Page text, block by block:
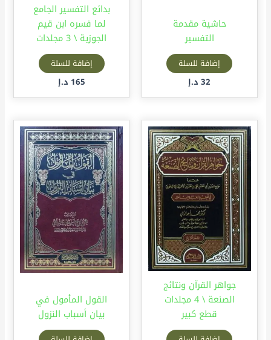
حاشية مقدمة
التفسير
إضافة للسلة
32 د.إ
بدائع التفسير الجامع
لما فسره ابن قيم
الجوزية \ 3 مجلدات
إضافة للسلة
165 د.إ
جواهر القرآن ونتائج
الصنعة \ 4 مجلدات
قطع كبير
القول المأمول في
بيان أسباب النزول